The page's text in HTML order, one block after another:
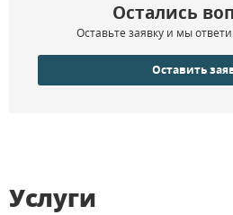
Остались
Оставьте заявку и мы
Оставить
Услуги